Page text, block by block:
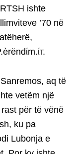
ishte
’70 në
aq të
vetëm një
rast për të vënë
ku pa
Lubonja e